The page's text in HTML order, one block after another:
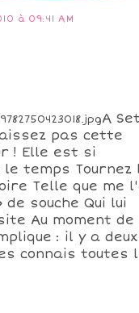
à 09:41 AM
A
pas cette
! Elle est si
temps Tournez
Telle que me
souche Qui lui
Au moment de
: il y a deux
connais toutes